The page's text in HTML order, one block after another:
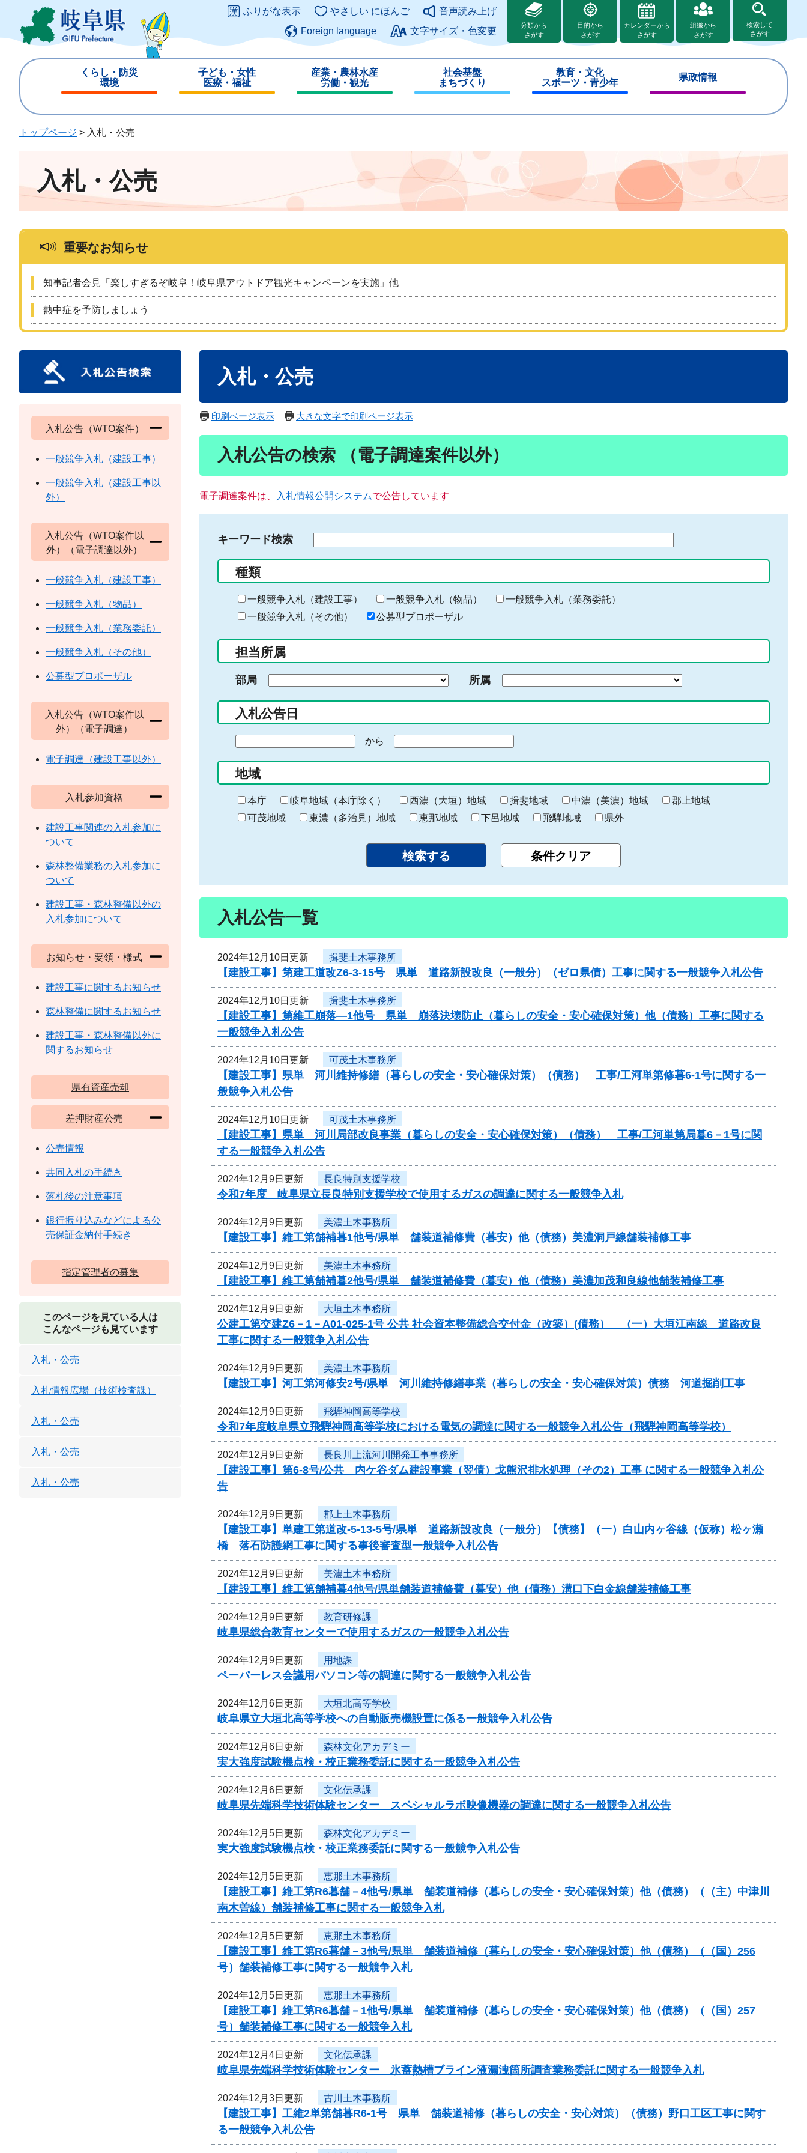
ジ
ュ
このページの本文へ
ふりがな表示 やさしい にほんご
音声読み上げ
Foreign language
文字サイズ・色変更
分類から
さがす
目的から
さがす
カレンダーから
さがす
組織から
さがす
検索して
さがす
くらし・防災
環境
じ
子ども・女性
医療・福祉
じ
産業・農林水産
労働・観光
じ
社会基盤
まちづくり
じ
教育・文化
スポーツ・青少年
じ
県政情報
じ
トップページ > 入札・公売
入札・公売
重要なお知らせ
知事記者会見「楽しすぎるぞ岐阜！岐阜県アウトドア観光キャンペーンを実施」他
熱中症を予防しましょう
入札・公売
印刷ページ表示 大きな文字で印刷ページ表示
入札公告の検索 （電子調達案件以外）
電子調達案件は、 入札情報公開システムで公告しています
キーワード検索
る
キ
ー
ー
入
力
種類
一般競争入札（建設工事） 一般競争入札（物品）
一般競争入札（業務委託）
一般競争入札（その他）
公募型プロポーザル
担当所属
部局 所属
入札公告日
の
始
ま
り
から
終
わ
り
地域
本庁 岐阜地域（本庁除く） 西濃（大垣）地域 揖斐地域 中濃（美濃）地域
郡上地域
可茂地域
東濃（多治見）地域 恵那地域 下呂地域 飛騨地域 県外
入札公告一覧
2024年12月10日更新 揖斐土木事務所
【建設工事】第建工道改Z6-3-15号 県単 道路新設改良（一般分）（ゼロ県債）工事に関する一般競争入札公告
2024年12月10日更新 揖斐土木事務所
【建設工事】第維工崩落―1他号 県単 崩落決壊防止（暮らしの安全・安心確保対策）他（債務）工事に関する
一般競争入札公告
2024年12月10日更新 可茂土木事務所
【建設工事】県単 河川維持修繕（暮らしの安全・安心確保対策）（債務） 工事/工河単第修暮6-1号に関する一
般競争入札公告
2024年12月10日更新 可茂土木事務所
【建設工事】県単 河川局部改良事業（暮らしの安全・安心確保対策）（債務） 工事/工河単第局暮6－1号に関
する一般競争入札公告
2024年12月9日更新 長良特別支援学校
令和7年度 岐阜県立長良特別支援学校で使用するガスの調達に関する一般競争入札
2024年12月9日更新 美濃土木事務所
【建設工事】維工第舗補暮1他号/県単 舗装道補修費（暮安）他（債務）美濃洞戸線舗装補修工事
2024年12月9日更新 美濃土木事務所
【建設工事】維工第舗補暮2他号/県単 舗装道補修費（暮安）他（債務）美濃加茂和良線他舗装補修工事
2024年12月9日更新 大垣土木事務所
公建工第交建Z6－1－A01-025-1号 公共 社会資本整備総合交付金（改築）(債務） （一）大垣江南線 道路改良
工事に関する一般競争入札公告
2024年12月9日更新 美濃土木事務所
【建設工事】河工第河修安2号/県単 河川維持修繕事業（暮らしの安全・安心確保対策）債務 河道掘削工事
2024年12月9日更新 飛騨神岡高等学校
令和7年度岐阜県立飛騨神岡高等学校における電気の調達に関する一般競争入札公告（飛騨神岡高等学校）
2024年12月9日更新 長良川上流河川開発工事事務所
【建設工事】第6-8号/公共 内ケ谷ダム建設事業（翌債）戈熊沢排水処理（その2）工事 に関する一般競争入札公
告
2024年12月9日更新 郡上土木事務所
【建設工事】単建工第道改-5-13-5号/県単 道路新設改良（一般分）【債務】（一）白山内ヶ谷線（仮称）松ヶ瀬
橋 落石防護網工事に関する事後審査型一般競争入札公告
2024年12月9日更新 美濃土木事務所
【建設工事】維工第舗補暮4他号/県単舗装道補修費（暮安）他（債務）溝口下白金線舗装補修工事
2024年12月9日更新 教育研修課
岐阜県総合教育センターで使用するガスの一般競争入札公告
2024年12月9日更新 用地課
ペーパーレス会議用パソコン等の調達に関する一般競争入札公告
2024年12月6日更新 大垣北高等学校
岐阜県立大垣北高等学校への自動販売機設置に係る一般競争入札公告
2024年12月6日更新 森林文化アカデミー
実大強度試験機点検・校正業務委託に関する一般競争入札公告
2024年12月6日更新 文化伝承課
岐阜県先端科学技術体験センター スペシャルラボ映像機器の調達に関する一般競争入札公告
2024年12月5日更新 森林文化アカデミー
実大強度試験機点検・校正業務委託に関する一般競争入札公告
2024年12月5日更新 恵那土木事務所
【建設工事】維工第R6暮舗－4他号/県単 舗装道補修（暮らしの安全・安心確保対策）他（債務）（（主）中津川
南木曽線）舗装補修工事に関する一般競争入札
2024年12月5日更新 恵那土木事務所
【建設工事】維工第R6暮舗－3他号/県単 舗装道補修（暮らしの安全・安心確保対策）他（債務）（（国）256
号）舗装補修工事に関する一般競争入札
2024年12月5日更新 恵那土木事務所
【建設工事】維工第R6暮舗－1他号/県単 舗装道補修（暮らしの安全・安心確保対策）他（債務）（（国）257
号）舗装補修工事に関する一般競争入札
2024年12月4日更新 文化伝承課
岐阜県先端科学技術体験センター 氷蓄熱槽ブライン液漏洩箇所調査業務委託に関する一般競争入札
2024年12月3日更新 古川土木事務所
【建設工事】工維2単第舗暮R6-1号 県単 舗装道補修（暮らしの安全・安心対策）（債務）野口工区工事に関す
る一般競争入札公告
入札公告（WTO案件）
一般競争入札（建設工事）
一般競争入札（建設工事以
外）
入札公告（WTO案件以
外）（電子調達以外）
一般競争入札（建設工事）
一般競争入札（物品）
一般競争入札（業務委託）
一般競争入札（その他）
公募型プロポーザル
入札公告（WTO案件以
外）（電子調達）
電子調達（建設工事以外）
入札参加資格
建設工事関連の入札参加に
ついて
森林整備業務の入札参加に
ついて
建設工事・森林整備以外の
入札参加について
お知らせ・要領・様式
建設工事に関するお知らせ
森林整備に関するお知らせ
建設工事・森林整備以外に
関するお知らせ
県有資産売却
差押財産公売
公売情報
共同入札の手続き
落札後の注意事項
銀行振り込みなどによる公
売保証金納付手続き
指定管理者の募集
このページを見ている人は
こんなページも見ています
入札・公売
入札情報広場（技術検査課）
入札・公売
入札・公売
入札・公売